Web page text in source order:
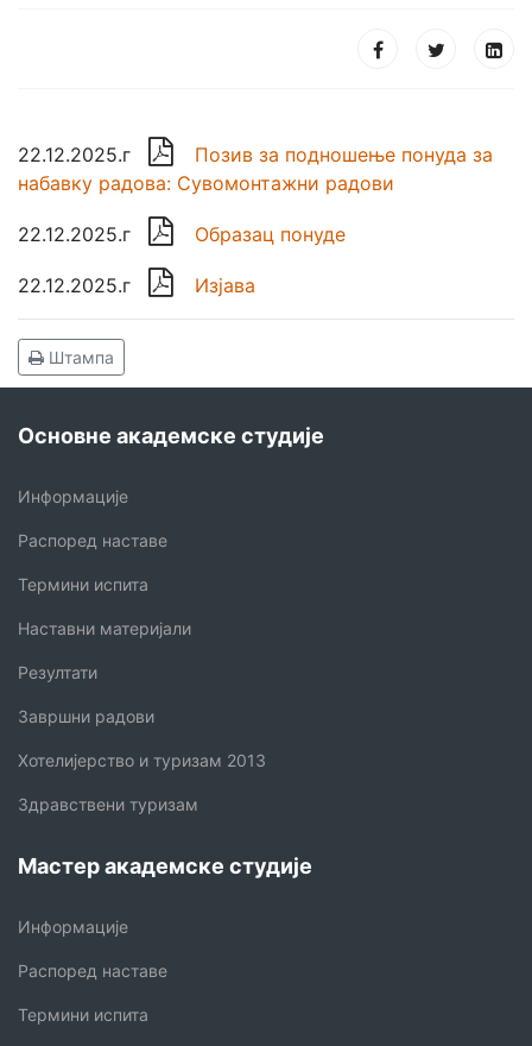
22.12.2025.г 
Позив за подношење понуда за
набавку радова: Сувомонтажни радови
22.12.2025.г  Образац понуде
22.12.2025.г  Изјава
Штампа
Основне академске студије
Информације
Распоред наставе
Термини испита
Наставни материјали
Резултати
Завршни радови
Хотелијерство и туризам 2013
Здравствени туризам
Мастер академске студије
Информације
Распоред наставе
Термини испита